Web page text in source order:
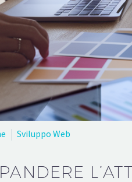
Sviluppo Web